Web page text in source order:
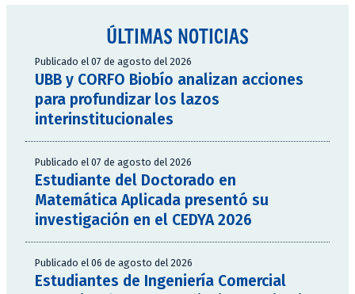
ÚLTIMAS NOTICIAS
Publicado el 07 de agosto del 2026
UBB y CORFO Biobío analizan acciones
para profundizar los lazos
interinstitucionales
Publicado el 07 de agosto del 2026
Estudiante del Doctorado en
Matemática Aplicada presentó su
investigación en el CEDYA 2026
Publicado el 06 de agosto del 2026
Estudiantes de Ingeniería Comercial